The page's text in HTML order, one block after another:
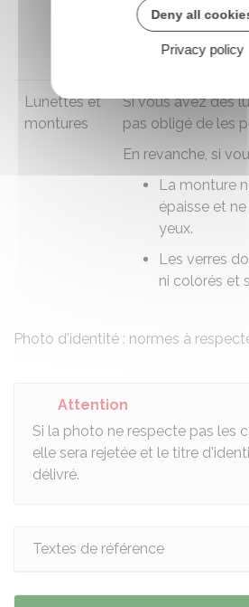
Photo d'identité : normes à
ne recouvre pas
Les oreilles
Lunettes et
montures
Si vous avez des
pas obligé de les
En revanche, si
La monture
épaisse et
yeux.
Les verres
ni colorés et
Attention
Si la photo ne respecte pas les
elle sera rejetée et le titre
délivré.
Textes de référence
Deny all
Privacy policy